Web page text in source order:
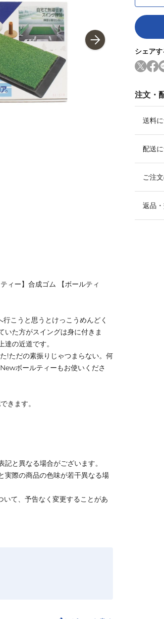
シェアす
注文・
送料
配送
ご注
返品
ィー】合成ゴム 【ボールティ
こうと思うとけっこうめんどく
いた方がスイングは身に付きま
の近道です。
!ただの素振りじゃつまらない。何
ボールティーもお使いくださ
きます。
と異なる場合がございます。
実際の商品の色味が若干異なる場
て、予告なく変更することがあ